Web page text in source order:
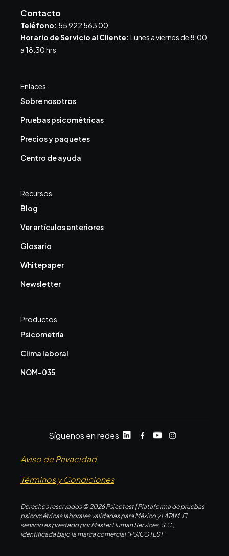
Contacto
Teléfono: 55 922 563 00
Horario de Servicio al Cliente: Lunes a viernes de 8:00
a 18:30 hrs
Enlaces
Sobre nosotros
Pruebas psicométricas
Precios y paquetes
Centro de ayuda
Recursos
Blog
Ver artículos anteriores
Glosario
Whitepaper
Newsletter
Productos
Psicometría
Clima laboral
NOM-035
Síguenos en redes
Derechos reservados © 2026 Psicotest | Plataforma de pruebas
psicométricas laborales validadas para México y LATAM. El
servicio es prestado por Master Human Services, S.C.,
identificada bajo la marca comercial “PSICOTEST”
Aviso de Privacidad
Términos y Condiciones